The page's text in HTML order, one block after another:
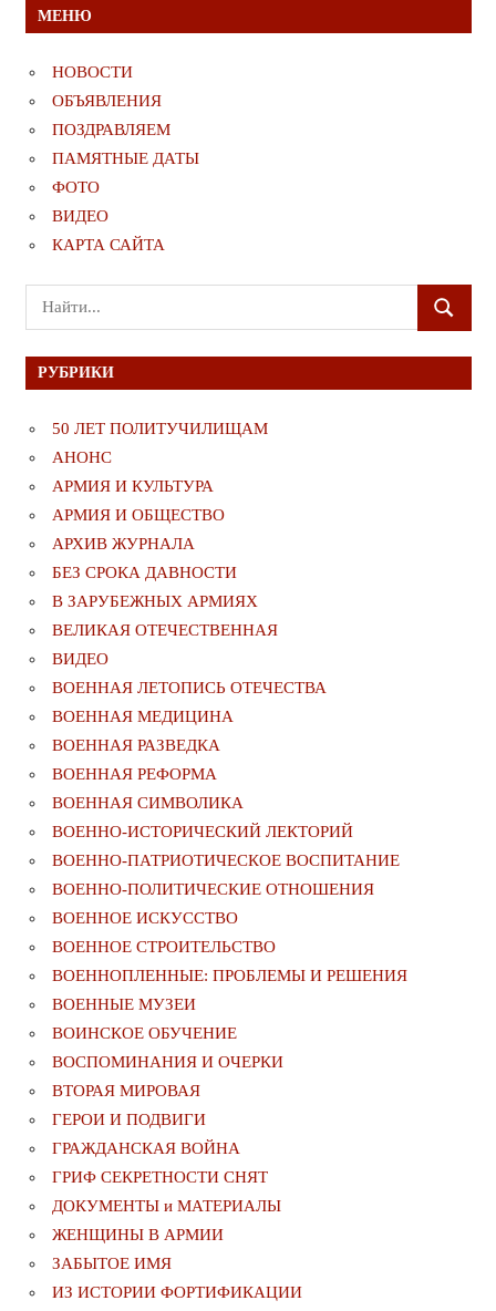
МЕНЮ
НОВОСТИ
ОБЪЯВЛЕНИЯ
ПОЗДРАВЛЯЕМ
ПАМЯТНЫЕ ДАТЫ
ФОТО
ВИДЕО
КАРТА САЙТА
Поиск
для:
ПОИСК
РУБРИКИ
50 ЛЕТ ПОЛИТУЧИЛИЩАМ
АНОНС
АРМИЯ И КУЛЬТУРА
АРМИЯ И ОБЩЕСТВО
АРХИВ ЖУРНАЛА
БЕЗ СРОКА ДАВНОСТИ
В ЗАРУБЕЖНЫХ АРМИЯХ
ВЕЛИКАЯ ОТЕЧЕСТВЕННАЯ
ВИДЕО
ВОЕННАЯ ЛЕТОПИСЬ ОТЕЧЕСТВА
ВОЕННАЯ МЕДИЦИНА
ВОЕННАЯ РАЗВЕДКА
ВОЕННАЯ РЕФОРМА
ВОЕННАЯ СИМВОЛИКА
ВОЕННО-ИСТОРИЧЕСКИЙ ЛЕКТОРИЙ
ВОЕННО-ПАТРИОТИЧЕСКОЕ ВОСПИТАНИЕ
ВОЕННО-ПОЛИТИЧЕСКИE ОТНОШЕНИЯ
ВОЕННОЕ ИСКУССТВО
ВОЕННОЕ СТРОИТЕЛЬСТВО
ВОЕННОПЛЕННЫЕ: ПРОБЛЕМЫ И РЕШЕНИЯ
ВОЕННЫЕ МУЗЕИ
ВОИНСКОЕ ОБУЧЕНИЕ
ВОСПОМИНАНИЯ И ОЧЕРКИ
ВТОРАЯ МИРОВАЯ
ГЕРОИ И ПОДВИГИ
ГРАЖДАНСКАЯ ВОЙНА
ГРИФ СЕКРЕТНОСТИ СНЯТ
ДОКУМЕНТЫ и МАТЕРИАЛЫ
ЖЕНЩИНЫ В АРМИИ
ЗАБЫТОЕ ИМЯ
ИЗ ИСТОРИИ ФОРТИФИКАЦИИ